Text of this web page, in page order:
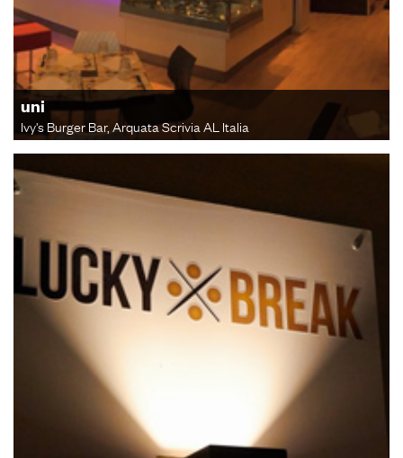
uni
Ivy's Burger Bar, Arquata Scrivia AL Italia